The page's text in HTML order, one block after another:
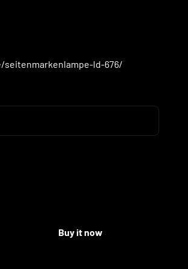
ld-676/
Buy it now